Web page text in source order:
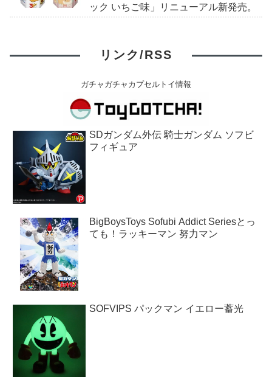
ック いちご味」リニューアル新発売。
リンク/RSS
ガチャガチャカプセルトイ情報
SDガンダム外伝 騎士ガンダム ソフビ
フィギュア
BigBoysToys Sofubi Addict Seriesとっ
ても！ラッキーマン 努力マン
SOFVIPS パックマン イエロー蓄光